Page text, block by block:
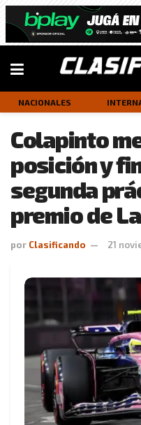
NACIONALES
Colapinto
posición y
segunda
premio de
por Clasificando 21